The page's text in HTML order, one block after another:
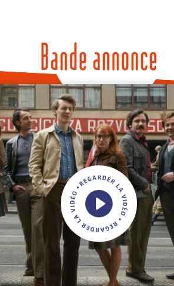
Bande annonce